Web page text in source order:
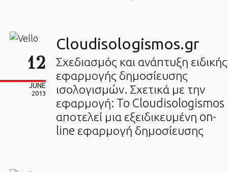
12
JUNE
2013
Cloudisologismos.gr
Σχεδιασμός και ανάπτυξη ειδικής
εφαρμογής δημοσίευσης
ισολογισμών. Σχετικά με την
εφαρμογή: To Cloudisologismos
αποτελεί μια εξειδικευμένη on-
line εφαρμογή δημοσίευσης